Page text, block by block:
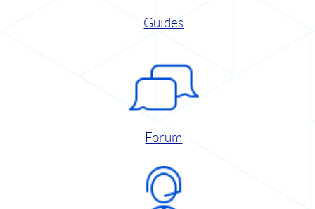
Guides
Forum